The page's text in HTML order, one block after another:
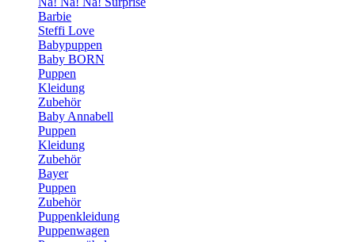
Barbie
Steffi Love
Babypuppen
Baby BORN
Puppen
Kleidung
Zubehör
Baby Annabell
Puppen
Kleidung
Zubehör
Bayer
Puppen
Zubehör
Puppenkleidung
Puppenwagen